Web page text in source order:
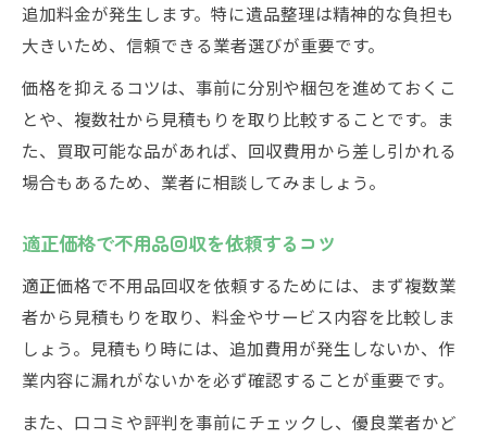
追加料金が発生します。特に遺品整理は精神的な負担も
大きいため、信頼できる業者選びが重要です。
価格を抑えるコツは、事前に分別や梱包を進めておくこ
とや、複数社から見積もりを取り比較することです。ま
た、買取可能な品があれば、回収費用から差し引かれる
場合もあるため、業者に相談してみましょう。
適正価格で不用品回収を依頼するコツ
適正価格で不用品回収を依頼するためには、まず複数業
者から見積もりを取り、料金やサービス内容を比較しま
しょう。見積もり時には、追加費用が発生しないか、作
業内容に漏れがないかを必ず確認することが重要です。
また、口コミや評判を事前にチェックし、優良業者かど